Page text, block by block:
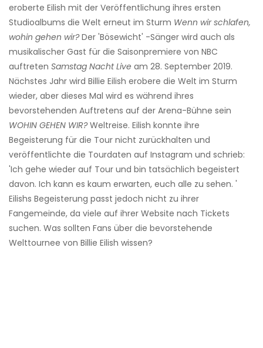
eroberte Eilish mit der Veröffentlichung ihres ersten
Studioalbums die Welt erneut im Sturm Wenn wir schlafen,
wohin gehen wir?Der 'Bösewicht' -Sänger wird auch als
musikalischer Gast für die Saisonpremiere von NBC
auftreten Samstag Nacht Live am 28. September 2019.
Nächstes Jahr wird Billie Eilish erobere die Welt im Sturm
wieder, aber dieses Mal wird es während ihres
bevorstehenden Auftretens auf der Arena-Bühne sein
WOHIN GEHEN WIR?Weltreise. Eilish konnte ihre
Begeisterung für die Tour nicht zurückhalten und
veröffentlichte die Tourdaten auf Instagram und schrieb:
'Ich gehe wieder auf Tour und bin tatsächlich begeistert
davon. Ich kann es kaum erwarten, euch alle zu sehen. '
Eilishs Begeisterung passt jedoch nicht zu ihrer
Fangemeinde, da viele auf ihrer Website nach Tickets
suchen. Was sollten Fans über die bevorstehende
Welttournee von Billie Eilish wissen?